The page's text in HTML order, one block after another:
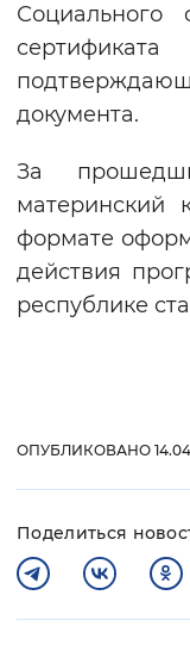
документа.
За
материнский
формате
действия
республике
ОПУБЛИКОВАНО
Поделиться